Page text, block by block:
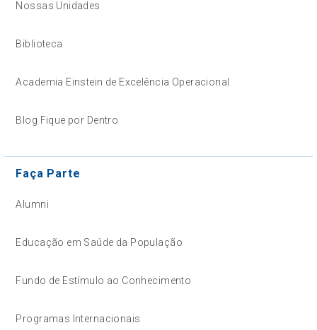
Nossas Unidades
Biblioteca
Academia Einstein de Excelência Operacional
Blog Fique por Dentro
Faça Parte
Alumni
Educação em Saúde da População
Fundo de Estímulo ao Conhecimento
Programas Internacionais